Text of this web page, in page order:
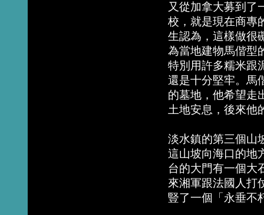
又從加拿大募到了
校，就是現在商專
生認為，這樣做很
為當地建物馬偕型
特別用許多糯米跟
還是十分堅牢。馬
的墓地，他希望走
土地安息，後來他
淡水鎮的第三個山
這山坡向海口的地
台的大門有一個大
來湘軍跟法國人打
豎了一個「永垂不